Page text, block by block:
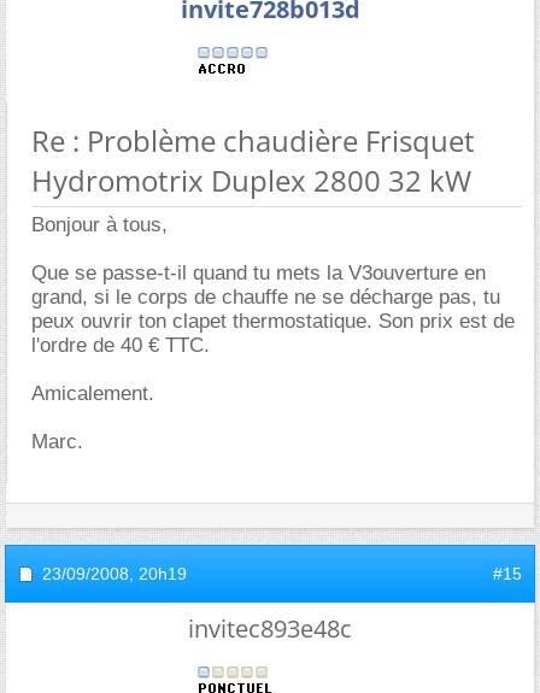
invite728b013d
Re : Problème chaudière Frisquet
Hydromotrix Duplex 2800 32 kW
Bonjour à tous,
Que se passe-t-il quand tu mets la V3ouverture en
grand, si le corps de chauffe ne se décharge pas, tu
peux ouvrir ton clapet thermostatique. Son prix est de
l'ordre de 40 € TTC.
Amicalement.
Marc.
23/09/2008, 20h19 #15
invitec893e48c